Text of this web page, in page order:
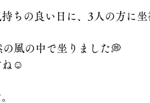
ちの良い日に、3人の方に
風の中で坐りました💭
ね☺️